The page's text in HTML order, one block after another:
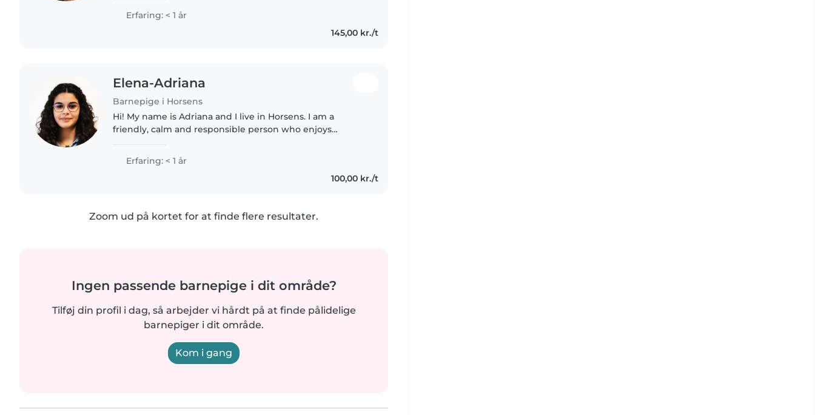
trygge, sjove og..
Erfaring: < 1 år
145,00 kr./t
Elena-Adriana
Barnepige i Horsens
Hi! My name is Adriana and I live in Horsens. I am a
friendly, calm and responsible person who enjoys
care of babies and young..
Erfaring: < 1 år
100,00 kr./t
Zoom ud på kortet for at finde flere resultater.
Ingen passende barnepige i dit område?
Tilføj din profil i dag, så arbejder vi hårdt på at finde pålidelige
barnepiger i dit område.
Kom i gang